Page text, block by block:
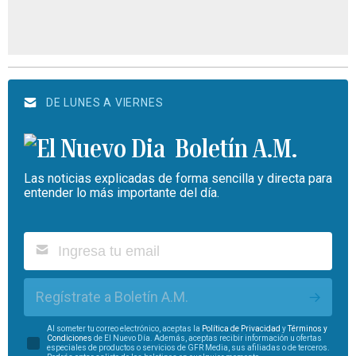
DE LUNES A VIERNES
Boletín A.M.
Las noticias explicadas de forma sencilla y directa para
entender lo más importante del día.
Regístrate a Boletín A.M.
Al someter tu correo electrónico, aceptas la Política de Privacidad yTérminos y
Condiciones de El Nuevo Día. Además, aceptas recibir información u ofertas
especiales de productos o servicios de GFR Media, sus afiliadas o de terceros.